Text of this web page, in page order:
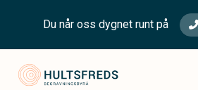
Du når oss dygnet runt på
Hultsfred